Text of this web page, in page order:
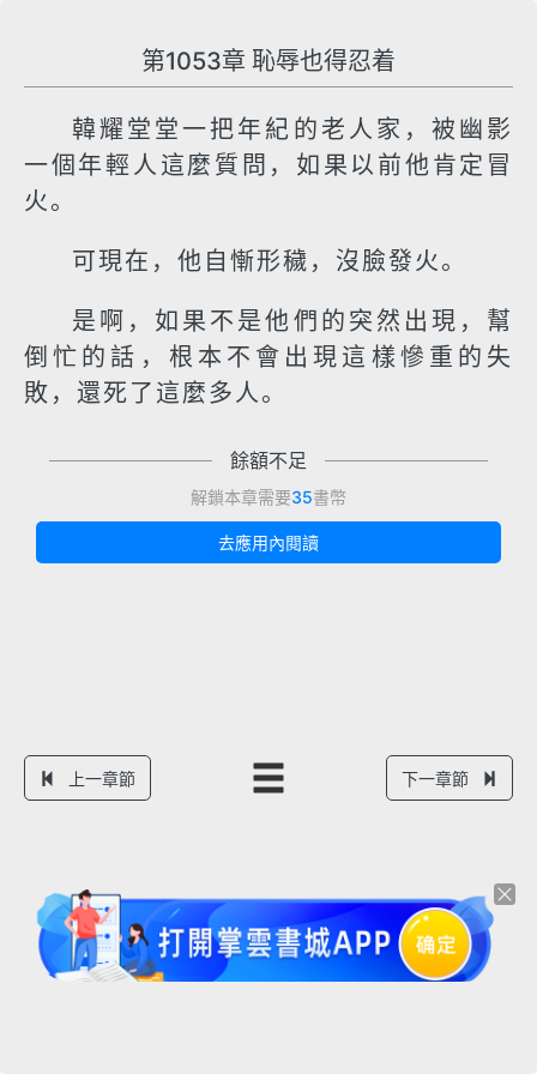
第1053章 恥辱也得忍着
韓耀堂堂一把年紀的老人家，被幽影
一個年輕人這麼質問，如果以前他肯定冒
火。
可現在，他自慚形穢，沒臉發火。
是啊，如果不是他們的突然出現，幫
倒忙的話，根本不會出現這樣慘重的失
敗，還死了這麼多人。
餘額不足
解鎖本章需要35書幣
去應用內閱讀
上一章節 下一章節